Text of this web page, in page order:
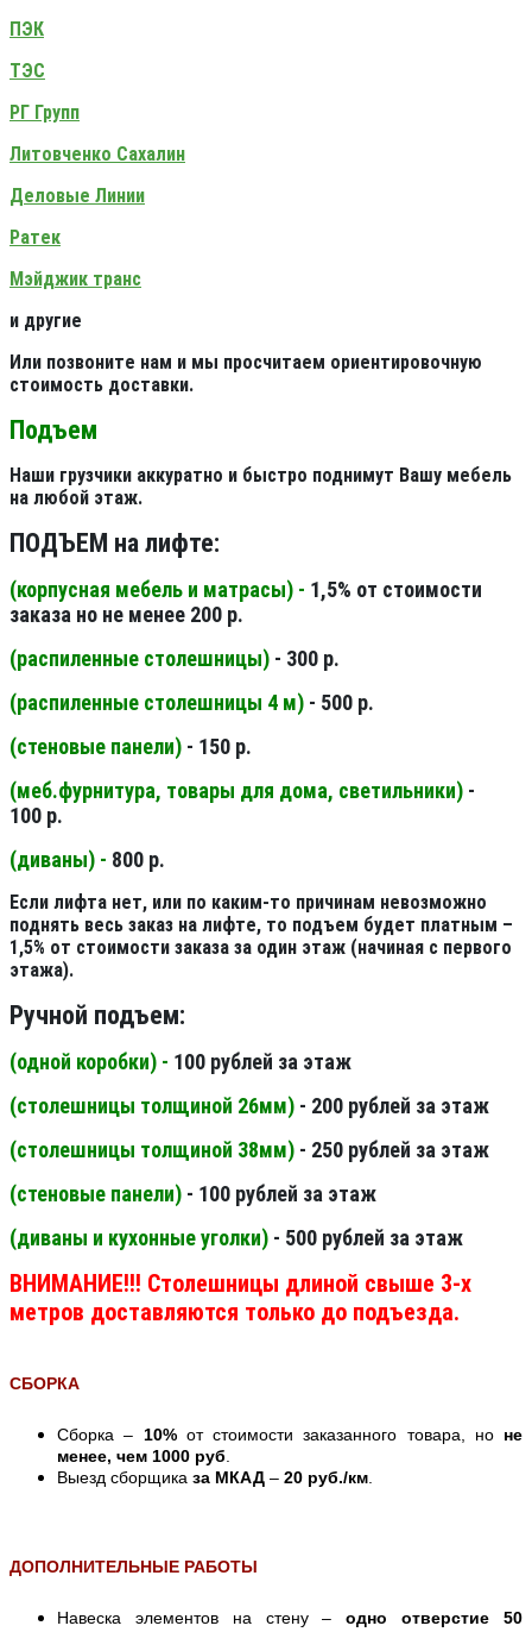
ПЭК
ТЭС
РГ Групп
Литовченко Сахалин
Деловые Линии
Ратек
Мэйджик транс
и другие
Или позвоните нам и мы просчитаем ориентировочную
стоимость доставки.
Подъем
Наши грузчики аккуратно и быстро поднимут Вашу мебель
на любой этаж.
ПОДЪЕМ на лифте:
(корпусная мебель и матрасы) - 1,5% от стоимости
заказа но не менее 200 р.
(распиленные столешницы) - 300 р.
(распиленные столешницы 4 м) - 500 р.
(стеновые панели) - 150 р.
(меб.фурнитура, товары для дома, светильники) -
100 р.
(диваны) - 800 р.
Если лифта нет, или по каким-то причинам невозможно
поднять весь заказ на лифте, то подъем будет платным –
1,5% от стоимости заказа за один этаж (начиная с первого
этажа).
Ручной подъем:
(одной коробки) - 100 рублей за этаж
(столешницы толщиной 26мм) - 200 рублей за этаж
(столешницы толщиной 38мм) - 250 рублей за этаж
(стеновые панели) - 100 рублей за этаж
(диваны и кухонные уголки) - 500 рублей за этаж
ВНИМАНИЕ!!! Столешницы длиной свыше 3-х
метров доставляются только до подъезда.
СБОРКА
Сборка – 10%от стоимости заказанного товара, но не
менее, чем 1000 руб
Выезд сборщика за МКАД – 20 руб./км
ДОПОЛНИТЕЛЬНЫЕ РАБОТЫ
Навеска элементов на стену –одно отверстие 50